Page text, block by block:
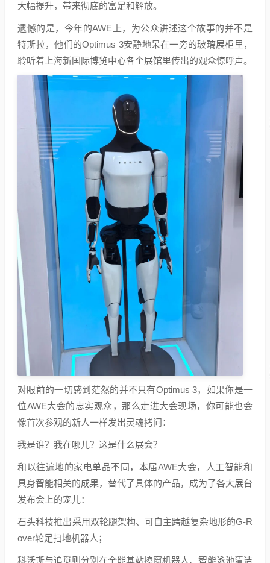
大幅提升，带来彻底的富足和解放。
遗憾的是，今年的AWE上，为公众讲述这个故事的并不是
特斯拉，他们的Optimus 3安静地呆在一旁的玻璃展柜里，
聆听着上海新国际博览中心各个展馆里传出的观众惊呼声。
对眼前的一切感到茫然的并不只有Optimus 3，如果你是一
位AWE大会的忠实观众，那么走进大会现场，你可能也会
像首次参观的新人一样发出灵魂拷问：
我是谁？我在哪儿？这是什么展会？
和以往遍地的家电单品不同，本届AWE大会，人工智能和
具身智能相关的成果，替代了具体的产品，成为了各大展台
发布会上的宠儿：
石头科技推出采用双轮腿架构、可自主跨越复杂地形的G-R
over轮足扫地机器人；
科沃斯与追觅则分别在全能基站擦窗机器人、智能泳池清洁